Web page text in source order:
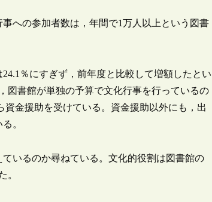
への参加者数は，年間で1万人以上という図書
％にすぎず，前年度と比較して増額したとい
図書館が単独の予算で文化行事を行っているの
金援助を受けている。資金援助以外にも，出
。
いるのか尋ねている。文化的役割は図書館の
。